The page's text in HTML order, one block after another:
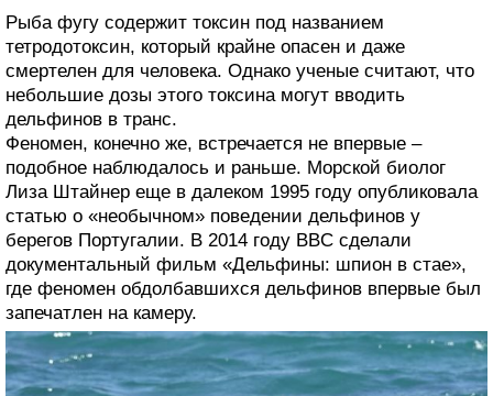
Рыба фугу содержит токсин под названием
тетродотоксин, который крайне опасен и даже
смертелен для человека. Однако ученые считают, что
небольшие дозы этого токсина могут вводить
дельфинов в транс.
Феномен, конечно же, встречается не впервые –
подобное наблюдалось и раньше. Морской биолог
Лиза Штайнер еще в далеком 1995 году опубликовала
статью о «необычном» поведении дельфинов у
берегов Португалии. В 2014 году BBC сделали
документальный фильм «Дельфины: шпион в стае»,
где феномен обдолбавшихся дельфинов впервые был
запечатлен на камеру.